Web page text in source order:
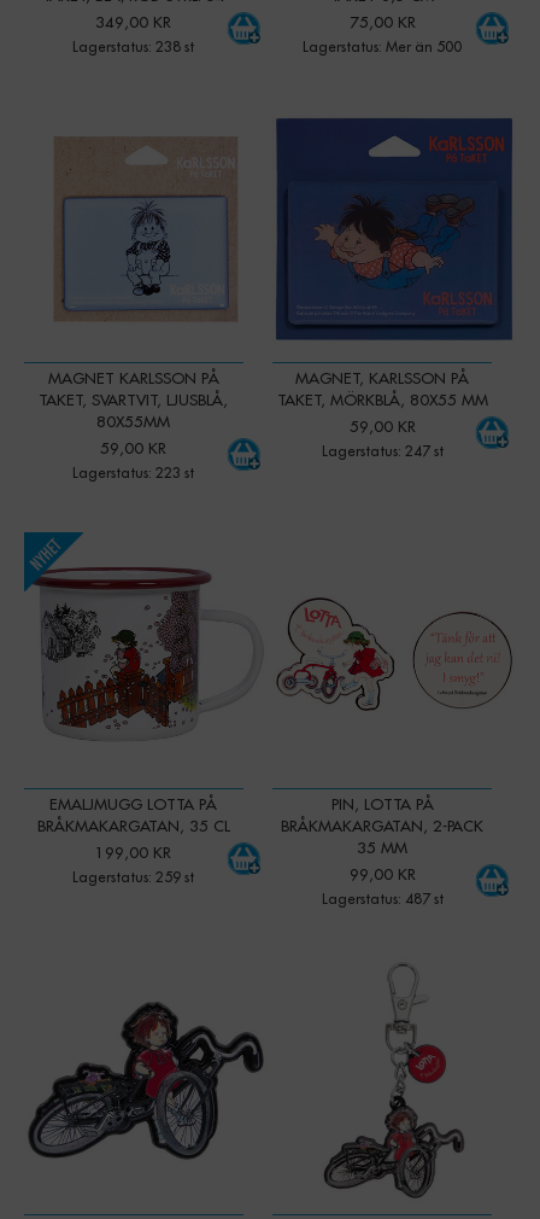
349,00 KR
Lagerstatus: 238 st
75,00 KR
Lagerstatus: Mer än 500
MAGNET KARLSSON PÅ
TAKET, SVARTVIT, LJUSBLÅ,
80X55MM
59,00 KR
Lagerstatus: 223 st
MAGNET, KARLSSON PÅ
TAKET, MÖRKBLÅ, 80X55 MM
59,00 KR
Lagerstatus: 247 st
EMALJMUGG LOTTA PÅ
BRÅKMAKARGATAN, 35 CL
199,00 KR
Lagerstatus: 259 st
Qty:
PIN, LOTTA PÅ
BRÅKMAKARGATAN, 2-PACK
35 MM
99,00 KR
Lagerstatus: 487 st
+